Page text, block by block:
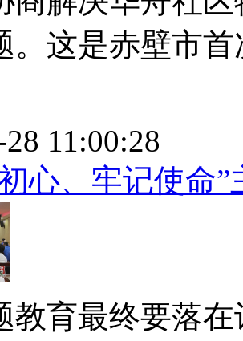
。这是赤壁市
11:00:28
初心、牢记使命
教育最终要落